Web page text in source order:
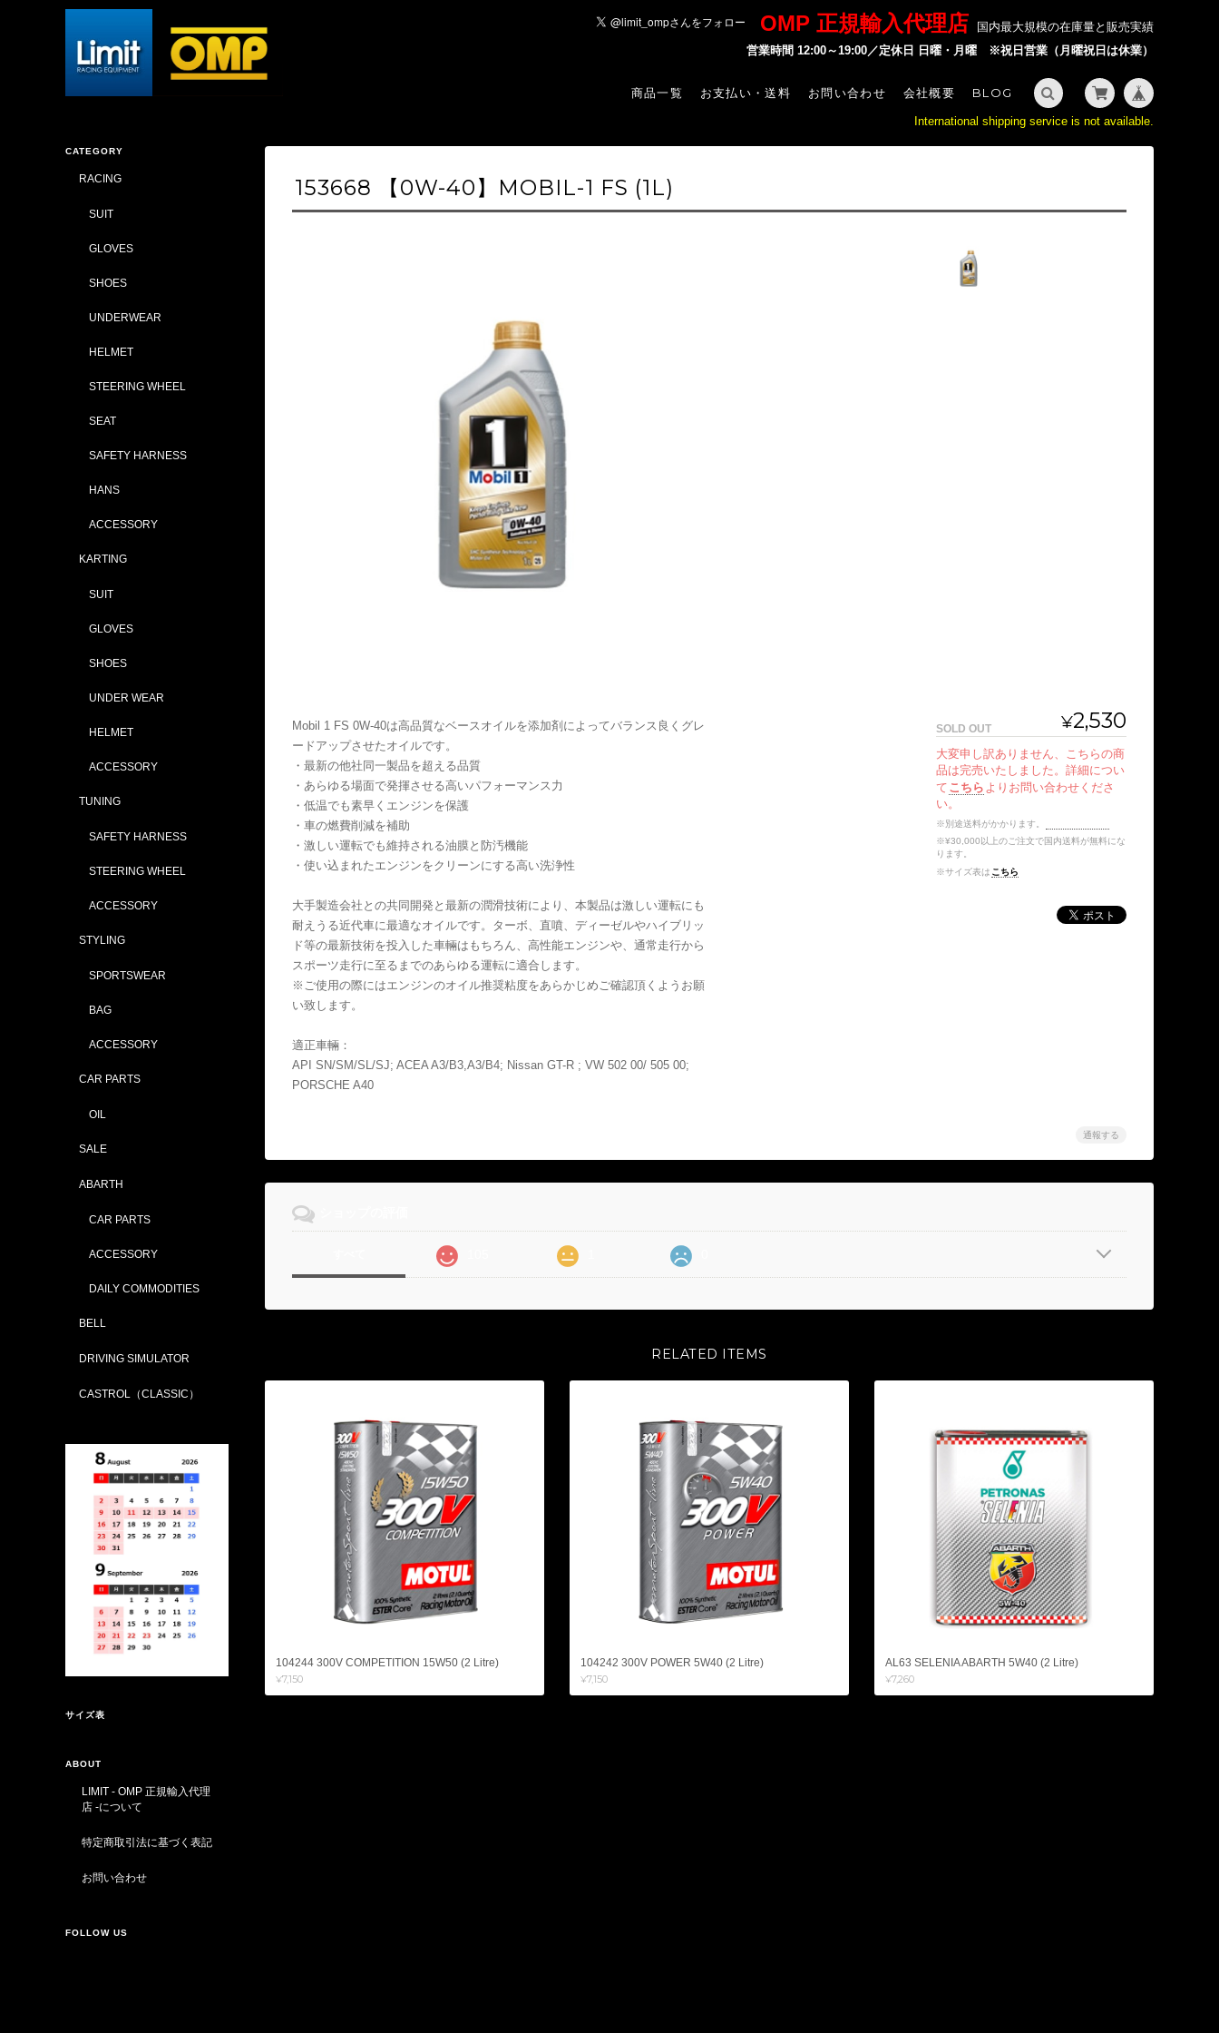
OMP 正規輸入代理店
国内最大規模の在庫量と販売実績
営業時間 12:00～19:00／定休日 日曜・月曜 ※祝日営業（月曜祝日は休業）
商品一覧 お支払い・送料 お問い合わせ 会社概要 BLOG
International shipping service is not available.
153668 【0W-40】MOBIL-1 FS (1L)
Mobil 1 FS 0W-40は高品質なベースオイルを添加剤によってバランス良くグレ
ードアップさせたオイルです。
・最新の他社同一製品を超える品質
・あらゆる場面で発揮させる高いパフォーマンス力
・低温でも素早くエンジンを保護
・車の燃費削減を補助
・激しい運転でも維持される油膜と防汚機能
・使い込まれたエンジンをクリーンにする高い洗浄性
大手製造会社との共同開発と最新の潤滑技術により、本製品は激しい運転にも
耐えうる近代車に最適なオイルです。ターボ、直噴、ディーゼルやハイブリッ
ド等の最新技術を投入した車輛はもちろん、高性能エンジンや、通常走行から
スポーツ走行に至るまでのあらゆる運転に適合します。
※ご使用の際にはエンジンのオイル推奨粘度をあらかじめご確認頂くようお願
い致します。
適正車輛：
API SN/SM/SL/SJ; ACEA A3/B3,A3/B4; Nissan GT-R ; VW 502 00/ 505 00;
PORSCHE A40
¥2,530
SOLD OUT
大変申し訳ありません、こちらの商
品は完売いたしました。詳細につい
て こちら よりお問い合わせくださ
い。
※別途送料がかかります。
※¥30,000以上のご注文で国内送料が無料にな
ります。
※サイズ表は こちら
通報する
RELATED ITEMS
104244 300V COMPETITION 15W50 (2 Litre)
¥7,150
104242 300V POWER 5W40 (2 Litre)
¥7,150
AL63 SELENIA ABARTH 5W40 (2 Litre)
¥7,260
CATEGORY
RACING
SUIT
GLOVES
SHOES
UNDERWEAR
HELMET
STEERING WHEEL
SEAT
SAFETY HARNESS
HANS
ACCESSORY
KARTING
SUIT
GLOVES
SHOES
UNDER WEAR
HELMET
ACCESSORY
TUNING
SAFETY HARNESS
STEERING WHEEL
ACCESSORY
STYLING
SPORTSWEAR
BAG
ACCESSORY
CAR PARTS
OIL
SALE
ABARTH
CAR PARTS
ACCESSORY
DAILY COMMODITIES
BELL
DRIVING SIMULATOR
CASTROL（CLASSIC）
サイズ表
ABOUT
LIMIT - OMP 正規輸入代理
店 -について
特定商取引法に基づく表記
お問い合わせ
FOLLOW US